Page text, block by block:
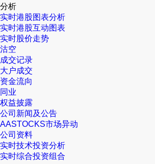
分析
实时港股图表分析
实时港股互动图表
实时股价走势
沽空
成交记录
大户成交
资金流向
同业
权益披露
公司新闻及公告
AASTOCKS市场异动
公司资料
实时技术投资分析
实时综合投资组合